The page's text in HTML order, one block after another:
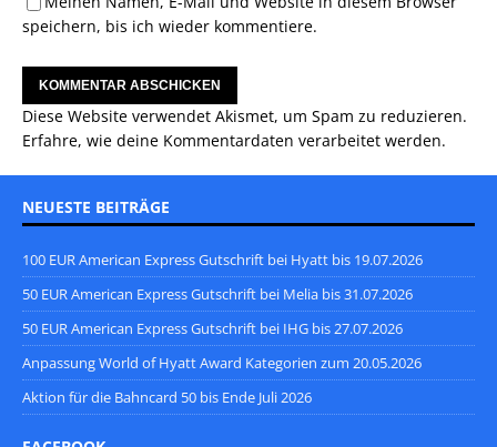
speichern, bis ich wieder kommentiere.
Diese Website verwendet Akismet, um Spam zu reduzieren.
Erfahre, wie deine Kommentardaten verarbeitet werden.
NEUESTE BEITRÄGE
100 EUR American Express Gutschrift bei Hyatt bis 19.07.2026
50 EUR American Express Gutschrift bei Melia bis 31.07.2026
50 EUR American Express Gutschrift bei IHG bis 27.07.2026
Anpassung World of Hyatt Award Kategorien zum 20.05.2026
Aktion für die Bahncard 50 bis Ende Juli 2026